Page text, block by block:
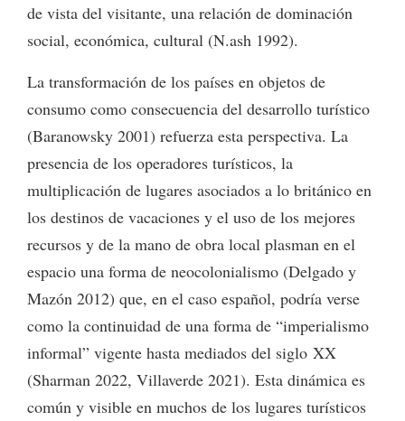
de vista del visitante, una relación de dominación
social, económica, cultural (N.ash 1992).
La transformación de los países en objetos de
consumo como consecuencia del desarrollo turístico
(Baranowsky 2001) refuerza esta perspectiva. La
presencia de los operadores turísticos, la
multiplicación de lugares asociados a lo británico en
los destinos de vacaciones y el uso de los mejores
recursos y de la mano de obra local plasman en el
espacio una forma de neocolonialismo (Delgado y
Mazón 2012) que, en el caso español, podría verse
como la continuidad de una forma de “imperialismo
informal” vigente hasta mediados del siglo XX
(Sharman 2022, Villaverde 2021). Esta dinámica es
común y visible en muchos de los lugares turísticos